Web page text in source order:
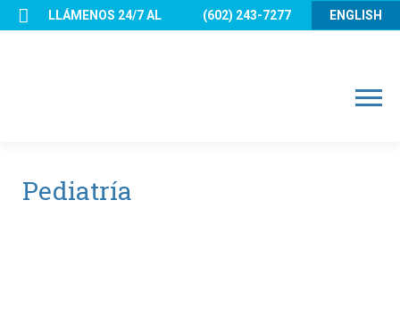
Skip
LLÁMENOS 24/7 AL (602) 243-7277 ENGLISH
Menu
Pediatría